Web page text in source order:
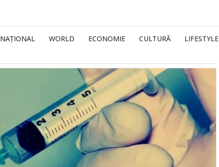
NAȚIONAL WORLD ECONOMIE CULTURĂ LIFESTYLE